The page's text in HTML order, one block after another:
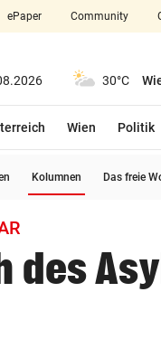
closeSchließen
arrow_right
arrow_right
ePaper Community
30°C
Wien Politik
Kolumnen Das freie
des